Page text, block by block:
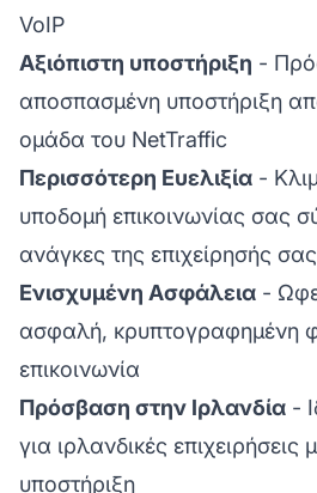
VoIP
Αξιόπιστη υποστήριξη -
αποσπασμένη υποστήριξη
ομάδα του NetTraffic
Περισσότερη Ευελιξία -
υποδομή επικοινωνίας σας
ανάγκες της επιχείρησής σας
Ενισχυμένη Ασφάλεια -
ασφαλή, κρυπτογραφημένη
επικοινωνία
Πρόσβαση στην Ιρλανδία -
για ιρλανδικές επιχειρήσεις
υποστήριξη